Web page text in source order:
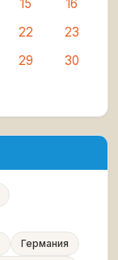
15
16
22
23
29
30
Германия